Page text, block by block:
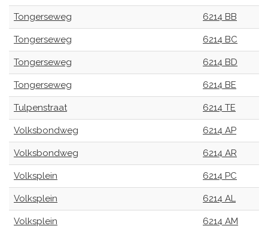
Tongerseweg 6214 BB
Tongerseweg 6214 BC
Tongerseweg 6214 BD
Tongerseweg 6214 BE
Tulpenstraat 6214 TE
Volksbondweg 6214 AP
Volksbondweg 6214 AR
Volksplein 6214 PC
Volksplein 6214 AL
Volksplein 6214 AM